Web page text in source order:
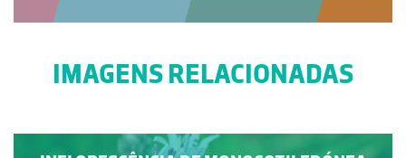
IMAGENS RELACIONADAS